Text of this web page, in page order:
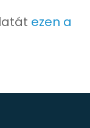
ezen a